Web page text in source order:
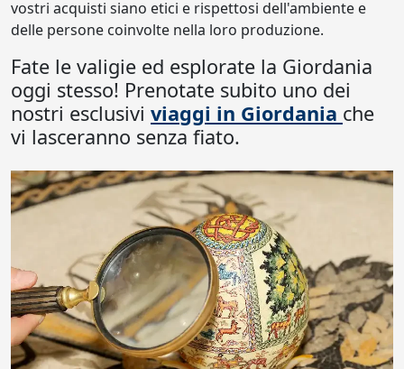
vostri acquisti siano etici e rispettosi dell'ambiente e
delle persone coinvolte nella loro produzione.
Fate le valigie ed esplorate la Giordania
oggi stesso! Prenotate subito uno dei
nostri esclusivi viaggi in Giordania che
vi lasceranno senza fiato.